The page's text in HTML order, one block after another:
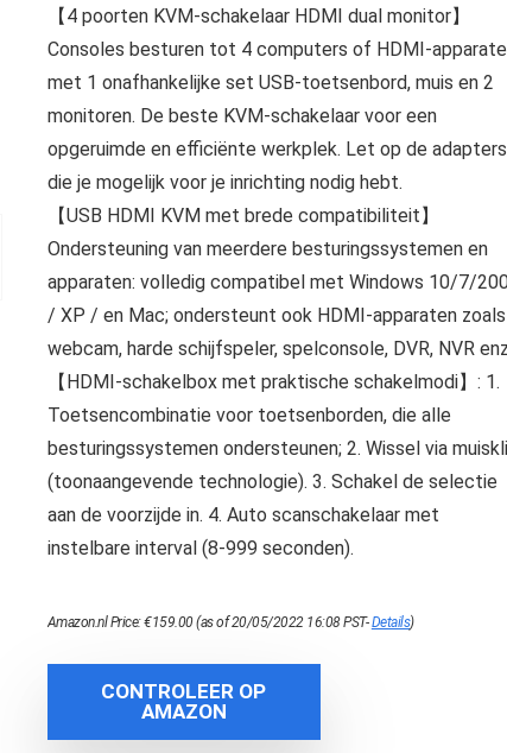
【4 poorten KVM-schakelaar HDMI dual monitor】
Consoles besturen tot 4 computers of HDMI-
met 1 onafhankelijke set USB-toetsenbord, muis en 2
monitoren. De beste KVM-schakelaar voor een
opgeruimde en efficiënte werkplek. Let op de adapters
die je mogelijk voor je inrichting nodig hebt.
【USB HDMI KVM met brede compatibiliteit】
Ondersteuning van meerdere besturingssystemen en
apparaten: volledig compatibel met Windows 10/7/
/ XP / en Mac; ondersteunt ook HDMI-apparaten zoals
webcam, harde schijfspeler, spelconsole, DVR, NVR
【HDMI-schakelbox met praktische schakelmodi】: 1.
Toetsencombinatie voor toetsenborden, die alle
besturingssystemen ondersteunen; 2. Wissel via
(toonaangevende technologie). 3. Schakel de selectie
aan de voorzijde in. 4. Auto scanschakelaar met
instelbare interval (8-999 seconden).
Amazon.nl Price:€159.00(as of 20/05/2022 16:08 PST-Details)
CONTROLEER OP
AMAZON